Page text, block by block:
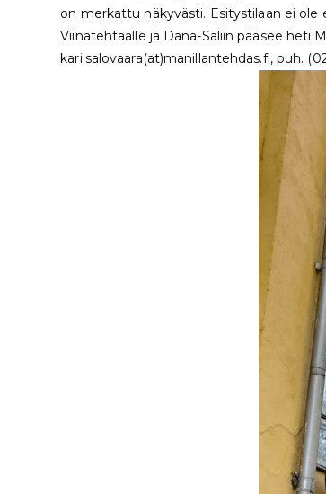
on merkattu näkyvästi. Esitystilaan ei ole
Viinatehtaalle ja Dana-Saliin pääsee heti
kari.salovaara(at)manillantehdas.fi, puh.